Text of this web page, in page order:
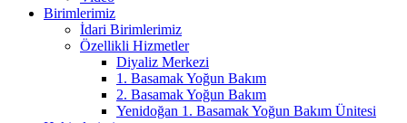
Birimlerimiz
İdari Birimlerimiz
Özellikli Hizmetler
Diyaliz Merkezi
1. Basamak Yoğun Bakım
2. Basamak Yoğun Bakım
Yenidoğan 1. Basamak Yoğun Bakım Ünitesi